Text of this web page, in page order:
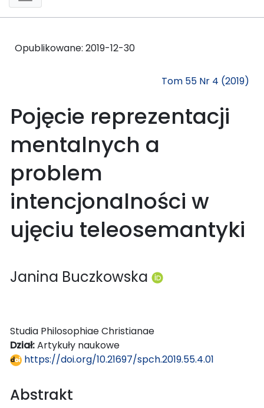
Opublikowane: 2019-12-30
Tom 55 Nr 4 (2019)
Pojęcie reprezentacji
mentalnych a
problem
intencjonalności w
ujęciu teleosemantyki
Janina Buczkowska
Studia Philosophiae Christianae
Dział:Artykuły naukowe
https://doi.org/10.21697/spch.2019.55.4.01
Abstrakt